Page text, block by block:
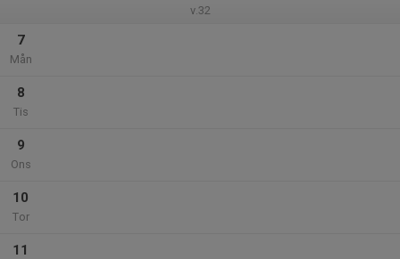
v.32
7
Mån
8
Tis
9
Ons
10
Tor
11